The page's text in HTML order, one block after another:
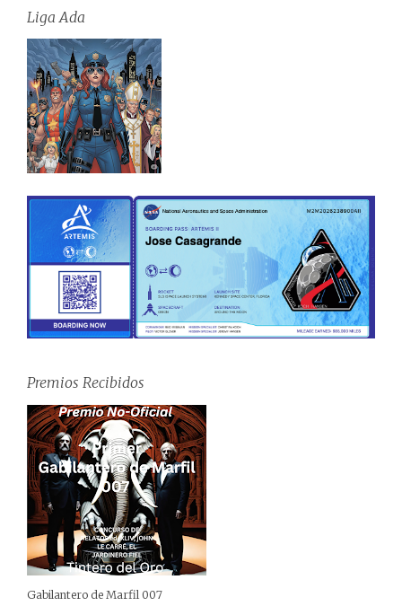
Liga Ada
Premios Recibidos
Gabilantero de Marfil 007